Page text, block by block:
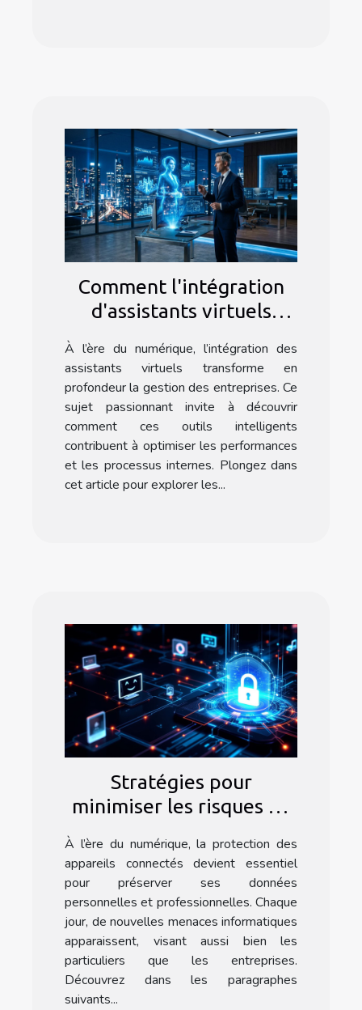
Comment l'intégration
d'assistants virtuels
opérations commerciales
?
À l’ère du numérique, l’intégration des
assistants virtuels transforme en
profondeur la gestion des entreprises. Ce
sujet passionnant invite à découvrir
comment ces outils intelligents
contribuent à optimiser les performances
et les processus internes. Plongez dans
cet article pour explorer les...
Stratégies pour
minimiser les risques de
appareils connectés
À l’ère du numérique, la protection des
appareils connectés devient essentiel
pour préserver ses données
personnelles et professionnelles. Chaque
jour, de nouvelles menaces informatiques
apparaissent, visant aussi bien les
particuliers que les entreprises.
Découvrez dans les paragraphes
suivants...